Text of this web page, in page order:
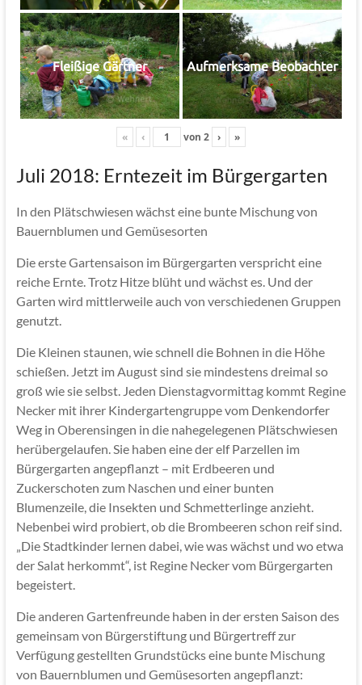
Fleißige Gärtner Aufmerksame Beobachter
« ‹ von 2 › »
Juli 2018: Erntezeit im Bürgergarten
In den Plätschwiesen wächst eine bunte Mischung von
Bauernblumen und Gemüsesorten
Die erste Gartensaison im Bürgergarten verspricht eine
reiche Ernte. Trotz Hitze blüht und wächst es. Und der
Garten wird mittlerweile auch von verschiedenen Gruppen
genutzt.
Die Kleinen staunen, wie schnell die Bohnen in die Höhe
schießen. Jetzt im August sind sie mindestens dreimal so
groß wie sie selbst. Jeden Dienstagvormittag kommt Regine
Necker mit ihrer Kindergartengruppe vom Denkendorfer
Weg in Oberensingen in die nahegelegenen Plätschwiesen
herübergelaufen. Sie haben eine der elf Parzellen im
Bürgergarten angepflanzt – mit Erdbeeren und
Zuckerschoten zum Naschen und einer bunten
Blumenzeile, die Insekten und Schmetterlinge anzieht.
Nebenbei wird probiert, ob die Brombeeren schon reif sind.
„Die Stadtkinder lernen dabei, wie was wächst und wo etwa
der Salat herkommt“, ist Regine Necker vom Bürgergarten
begeistert.
Die anderen Gartenfreunde haben in der ersten Saison des
gemeinsam von Bürgerstiftung und Bürgertreff zur
Verfügung gestellten Grundstücks eine bunte Mischung
von Bauernblumen und Gemüsesorten angepflanzt: